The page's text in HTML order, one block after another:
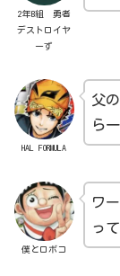
2年B組 勇者
デストロイヤ
ーず
HAL FORMULA
父
ら
僕とロボコ
ワ
っ